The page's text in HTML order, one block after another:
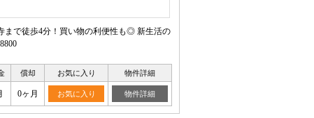
まで徒歩4分！買い物の利便性も◎ 新生活の
償却 お気に入り 物件詳細
0ヶ月 お気に入り 物件詳細